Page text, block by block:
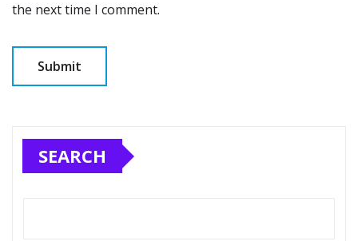
the next time I comment.
SEARCH